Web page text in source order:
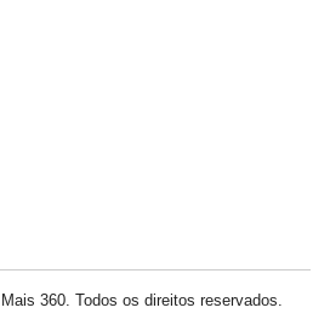
360. Todos os direitos reservados.